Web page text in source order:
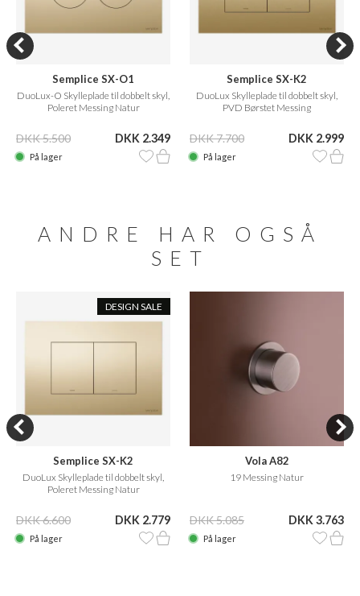
Semplice SX-O1
DuoLux-O Skylleplade til dobbelt skyl,
Poleret Messing Natur
DKK 5.500 DKK 2.349
På lager
Semplice SX-K2
DuoLux Skylleplade til dobbelt skyl,
PVD Børstet Messing
DKK 7.700 DKK 2.999
På lager
ANDRE HAR OGSÅ
SET
DESIGN SALE
Semplice SX-K2
DuoLux Skylleplade til dobbelt skyl,
Poleret Messing Natur
DKK 6.600 DKK 2.779
På lager
Vola A82
19 Messing Natur
DKK 5.085 DKK 3.763
På lager